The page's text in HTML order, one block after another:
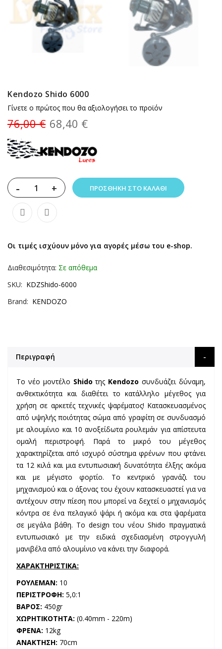
Kendozo Shido 6000
Γίνετε ο πρώτος που θα αξιολογήσει το προϊόν
68,40 €
76,00 €
- + ΠΡΟΣΘΉΚΗ ΣΤΟ ΚΑΛΆΘΙ
Οι τιμές ισχύουν μόνο για αγορές μέσω του e-shop.
Διαθεσιμότητα: Σε απόθεμα
SKU
KDZShido-6000
Brand
KENDOZO
Περιγραφή
Το νέο μοντέλο Shidoτης Kendozoσυνδυάζει δύναμη,
ανθεκτικότητα και διαθέτει το κατάλληλο μέγεθος για
χρήση σε αρκετές τεχνικές ψαρέματος! Κατασκευασμένος
από υψηλής ποιότητας σώμα από γραφίτη σε συνδυασμό
με αλουμίνιο και 10 ανοξείδωτα ρουλεμάν για απίστευτα
ομαλή περιστροφή. Παρά το μικρό του μέγεθος
χαρακτηρίζεται από ισχυρό σύστημα φρένων που φτάνει
τα 12 κιλά και μια εντυπωσιακή δυνατότητα έλξης ακόμα
και με μέγιστο φορτίο. Το κεντρικό γρανάζι του
μηχανισμού και ο άξονας του έχουν κατασκευαστεί για να
αντέχουν στην πίεση που μπορεί να δεχτεί ο μηχανισμός
κόντρα σε ένα πελαγικό ψάρι ή ακόμα και στα ψαρέματα
σε μεγάλα βάθη. Το design του νέου Shido πραγματικά
εντυπωσιακό με την ειδικά σχεδιασμένη στρογγυλή
μανιβέλα από αλουμίνιο να κάνει την διαφορά.
ΧΑΡΑΚΤΗΡΙΣΤΙΚΑ:
ΡΟΥΛΕΜΑΝ: 10
ΠΕΡΙΣΤΡΟΦΗ: 5,0:1
ΒΑΡΟΣ: 450gr
ΧΩΡΗΤΙΚΟΤΗΤΑ: (0.40mm - 220m)
ΦΡΕΝΑ: 12kg
ΑΝΑΚΤΗΣΗ: 70cm